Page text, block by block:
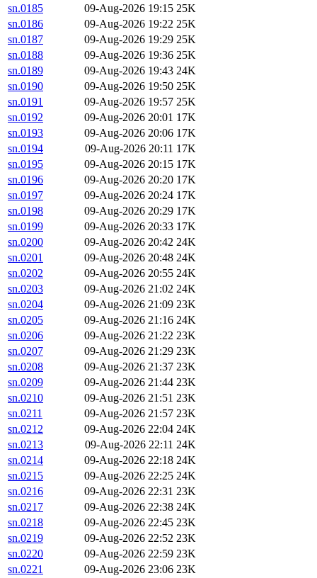
sn.0185
09-Aug-2026 19:15 25K
sn.0186
09-Aug-2026 19:22 25K
sn.0187
09-Aug-2026 19:29 25K
sn.0188
09-Aug-2026 19:36 25K
sn.0189
09-Aug-2026 19:43 24K
sn.0190
09-Aug-2026 19:50 25K
sn.0191
09-Aug-2026 19:57 25K
sn.0192
09-Aug-2026 20:01 17K
sn.0193
09-Aug-2026 20:06 17K
sn.0194
09-Aug-2026 20:11 17K
sn.0195
09-Aug-2026 20:15 17K
sn.0196
09-Aug-2026 20:20 17K
sn.0197
09-Aug-2026 20:24 17K
sn.0198
09-Aug-2026 20:29 17K
sn.0199
09-Aug-2026 20:33 17K
sn.0200
09-Aug-2026 20:42 24K
sn.0201
09-Aug-2026 20:48 24K
sn.0202
09-Aug-2026 20:55 24K
sn.0203
09-Aug-2026 21:02 24K
sn.0204
09-Aug-2026 21:09 23K
sn.0205
09-Aug-2026 21:16 24K
sn.0206
09-Aug-2026 21:22 23K
sn.0207
09-Aug-2026 21:29 23K
sn.0208
09-Aug-2026 21:37 23K
sn.0209
09-Aug-2026 21:44 23K
sn.0210
09-Aug-2026 21:51 23K
sn.0211
09-Aug-2026 21:57 23K
sn.0212
09-Aug-2026 22:04 24K
sn.0213
09-Aug-2026 22:11 24K
sn.0214
09-Aug-2026 22:18 24K
sn.0215
09-Aug-2026 22:25 24K
sn.0216
09-Aug-2026 22:31 23K
sn.0217
09-Aug-2026 22:38 24K
sn.0218
09-Aug-2026 22:45 23K
sn.0219
09-Aug-2026 22:52 23K
sn.0220
09-Aug-2026 22:59 23K
sn.0221
09-Aug-2026 23:06 23K